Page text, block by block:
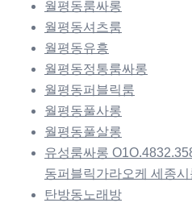
월평동룸싸롱
월평동셔츠룸
월평동유흥
월평동정통룸싸롱
월평동퍼블릭룸
월평동풀사롱
월평동풀살롱
유성룸싸롱
동퍼블릭가라오케 세종
탄방동노래방